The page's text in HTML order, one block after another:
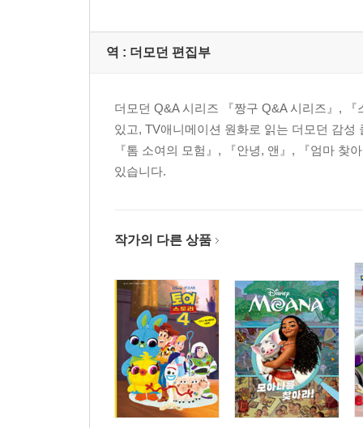
역 : 더모던 편집부
더모던 Q&A 시리즈 『짱구 Q&A 시리즈』,
있고, TV애니메이션 원화로 읽는 더모던 감
『톰 소여의 모험』, 『안녕, 앤』, 『엄마 찾
있습니다.
작가의 다른 상품